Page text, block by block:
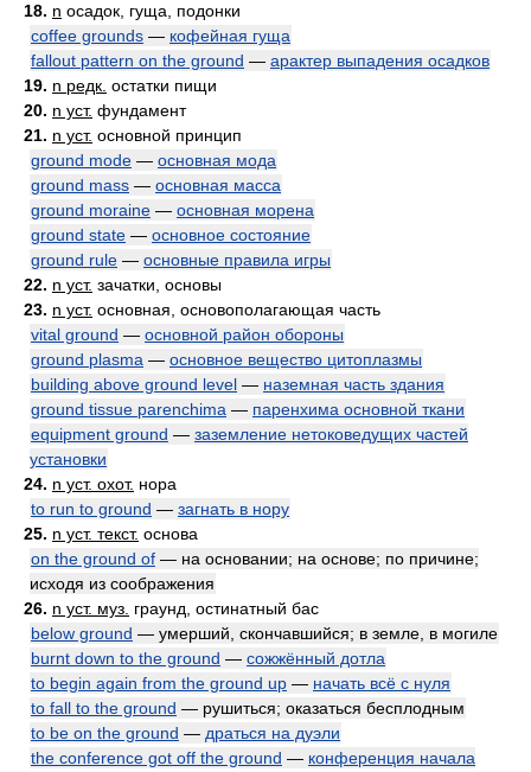
18. n осадок, гуща, подонки
coffee grounds — кофейная гуща
fallout pattern on the ground — apaктер выпадения осадков
19. n редк. остатки пищи
20. n уст. фундамент
21. n уст. основной принцип
ground mode — основная мода
ground mass — основная масса
ground moraine — основная морена
ground state — основное состояние
ground rule — основные правила игры
22. n уст. зачатки, основы
23. n уст. основная, основополагающая часть
vital ground — основной район обороны
ground plasma — основное вещество цитоплазмы
building above ground level — наземная часть здания
ground tissue parenchima — паренхима основной ткани
equipment ground — заземление нетоковедущих частей
установки
24. n уст. охот. нора
to run to ground — загнать в нору
25. n уст. текст. основа
on the ground of — на основании; на основе; по причине;
исходя из соображения
26. n уст. муз. граунд, остинатный бас
below ground — умерший, скончавшийся; в земле, в могиле
burnt down to the ground — сожжённый дотла
to begin again from the ground up — начать всё с нуля
to fall to the ground — рушиться; оказаться бесплодным
to be on the ground — драться на дуэли
the conference got off the ground — конференция начала